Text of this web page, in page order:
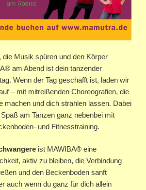
die Musik spüren und den Körper
am Abend ist dein tanzender
Wenn der Tag geschafft ist, laden wir
– mit mitreißenden Choreografien, die
machen und dich strahlen lassen. Dabei
am Tanzen ganz nebenbei mit
und Fitnesstraining.
ist MAWIBA® eine
aktiv zu bleiben, die Verbindung
und den Beckenboden sanft
auch wenn du ganz für dich allein